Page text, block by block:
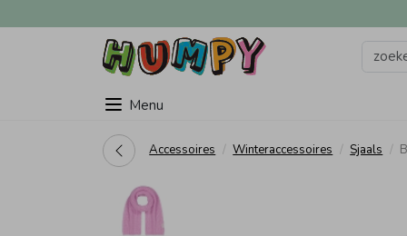
Menu
Accessoires Winteraccessoires Sjaals